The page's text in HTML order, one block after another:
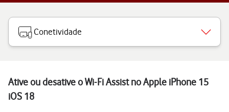
Conetividade
Ative ou desative o Wi-Fi Assist no Apple iPhone 15
iOS 18